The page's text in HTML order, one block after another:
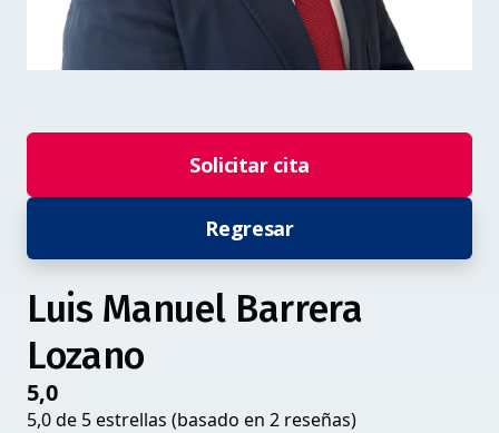
Solicitar cita
Regresar
Luis Manuel Barrera
Lozano
5,0
5,0 de 5 estrellas (basado en 2 reseñas)